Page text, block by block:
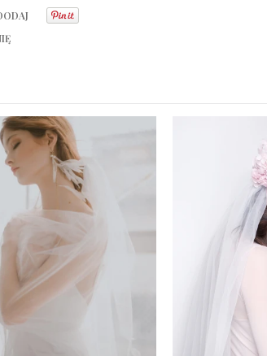
EWENTUALNYCH